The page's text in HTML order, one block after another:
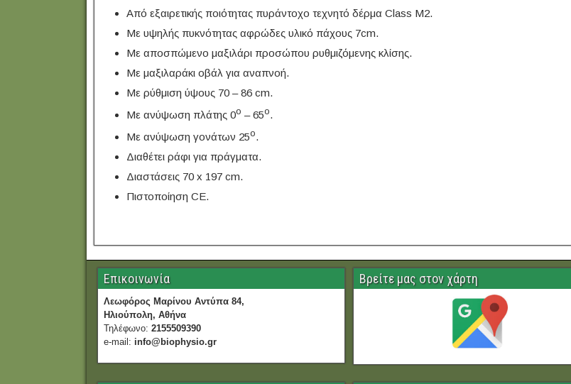
Από εξαιρετικής ποιότητας πυράντοχο τεχνητό δέρμα Class M2.
Με υψηλής πυκνότητας αφρώδες υλικό πάχους 7cm.
Με αποσπώμενο μαξιλάρι προσώπου ρυθμιζόμενης κλίσης.
Με μαξιλαράκι οβάλ για αναπνοή.
Με ρύθμιση ύψους 70 – 86 cm.
Με ανύψωση πλάτης 0ο – 65ο.
Με ανύψωση γονάτων 25ο.
Διαθέτει ράφι για πράγματα.
Διαστάσεις 70 x 197 cm.
Πιστοποίηση CE.
Επικοινωνία
Λεωφόρος Μαρίνου Αντύπα 84,
Ηλιούπολη, Αθήνα
Τηλέφωνο:2155509390
e-mail: info@biophysio.gr
Βρείτε μας στον χάρτη